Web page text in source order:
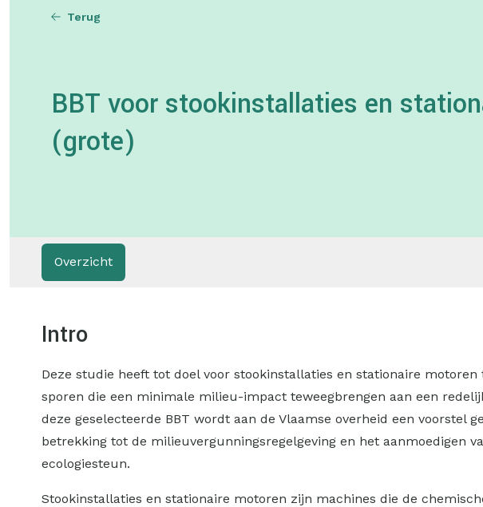
Terug
BBT voor stookinstallaties en
(grote)
Overzicht
Intro
Deze studie heeft tot doel voor stookinstallaties en stationaire motoren
sporen die een minimale milieu-impact teweegbrengen aan een
deze geselecteerde BBT wordt aan de Vlaamse overheid een voorstel
betrekking tot de milieuvergunningsregelgeving en het aanmoedigen
ecologiesteun.
Stookinstallaties en stationaire motoren zijn machines die de